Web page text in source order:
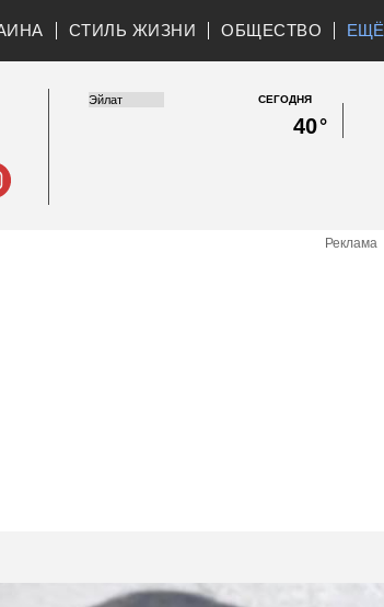
СТИЛЬ ЖИЗНИ ОБЩЕСТВО ЕЩЁ
СЕГОДНЯ
40°
Реклама